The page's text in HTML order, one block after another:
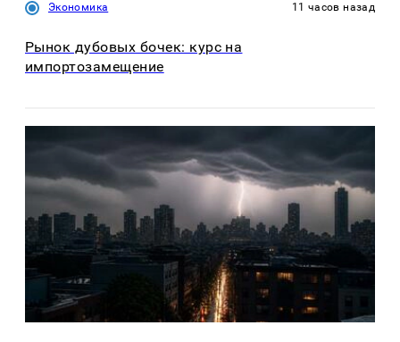
Экономика 11 часов назад
Рынок дубовых бочек: курс на
импортозамещение